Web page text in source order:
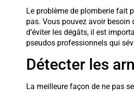
Le problème de plomberie fait
pas. Vous pouvez avoir besoin
d’éviter les dégâts, il est
pseudos professionnels qui
Détecter les
La meilleure façon de ne pas